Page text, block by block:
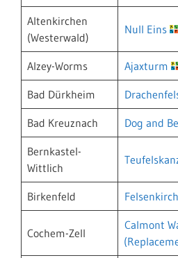
Altenkirchen
(Westerwald)
Null Eins
Alzey-Worms Ajaxturm
Bad Dürkheim
Bad Kreuznach Dog and
Bernkastel-
Wittlich
Birkenfeld
Cochem-Zell
Calmont